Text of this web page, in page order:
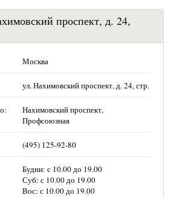
проспект, д. 24,
Москва
ул. Нахимовский проспект, д. 24, стр.
Нахимовский проспект,
Профсоюзная
(495) 125-92-80
Будни: с 10.00 до 19.00
Суб: с 10.00 до 19.00
Вос: с 10.00 до 19.00